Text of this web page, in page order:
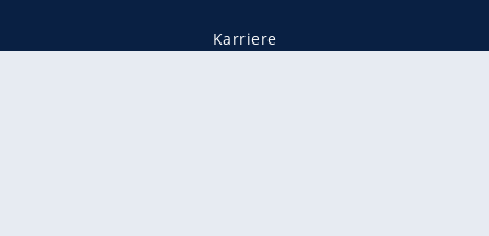
Karriere